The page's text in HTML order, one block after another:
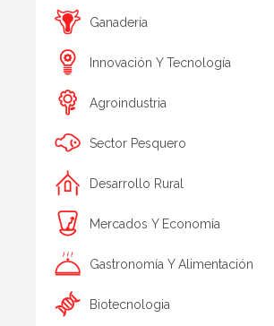
Ganadería
Innovación Y Tecnología
Agroindustria
Sector Pesquero
Desarrollo Rural
Mercados Y Economía
Gastronomía Y Alimentación
Biotecnologia